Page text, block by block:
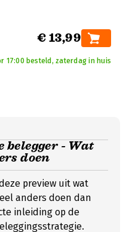
€ 13,99
17:00 besteld, zaterdag in huis
belegger - Wat
doen
preview uit wat
anders doen dan
inleiding op de